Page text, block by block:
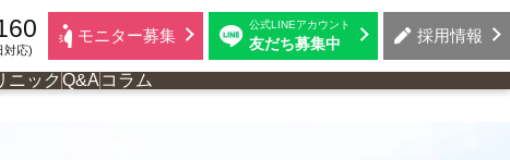
対応)
モニター募集
公式LINEアカウント
友だち募集中 採用情報
ニック Q&A コラム